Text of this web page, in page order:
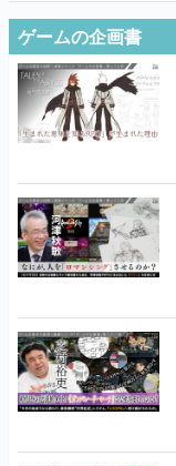
ゲームの企画書